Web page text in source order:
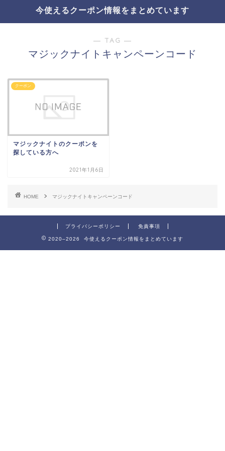
今使えるクーポン情報をまとめています
― TAG ―
マジックナイトキャンペーンコード
クーポン
マジックナイトのクーポンを
探している方へ
2021年1月6日
HOME マジックナイトキャンペーンコード
プライバシーポリシー 免責事項
2020–2026 今使えるクーポン情報をまとめています